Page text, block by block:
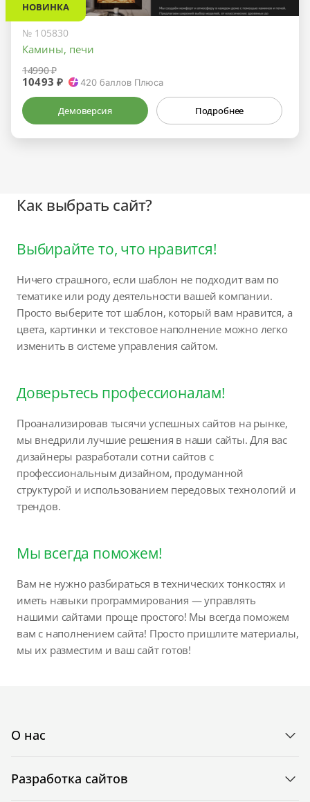
НОВИНКА
№ 105830
Камины, печи
14990 ₽
10493 ₽ 420 баллов Плюса
Демоверсия Подробнее
Как выбрать сайт?
Выбирайте то, что нравится!
Ничего страшного, если шаблон не подходит вам по
тематике или роду деятельности вашей компании.
Просто выберите тот шаблон, который вам нравится, а
цвета, картинки и текстовое наполнение можно легко
изменить в системе управления сайтом.
Доверьтесь профессионалам!
Проанализировав тысячи успешных сайтов на рынке,
мы внедрили лучшие решения в наши сайты. Для вас
дизайнеры разработали сотни сайтов с
профессиональным дизайном, продуманной
структурой и использованием передовых технологий и
трендов.
Мы всегда поможем!
Вам не нужно разбираться в технических тонкостях и
иметь навыки программирования — управлять
нашими сайтами проще простого! Мы всегда поможем
вам с наполнением сайта! Просто пришлите материалы,
мы их разместим и ваш сайт готов!
О нас
Разработка сайтов